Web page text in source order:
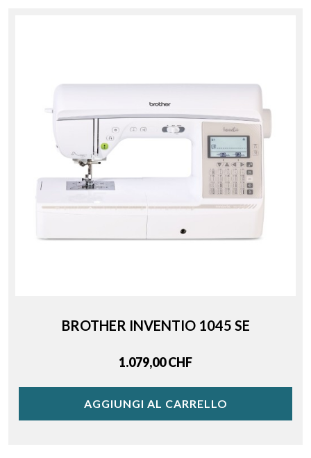
BROTHER INVENTIO 1045 SE
Price
1.079,00 CHF
AGGIUNGI AL CARRELLO